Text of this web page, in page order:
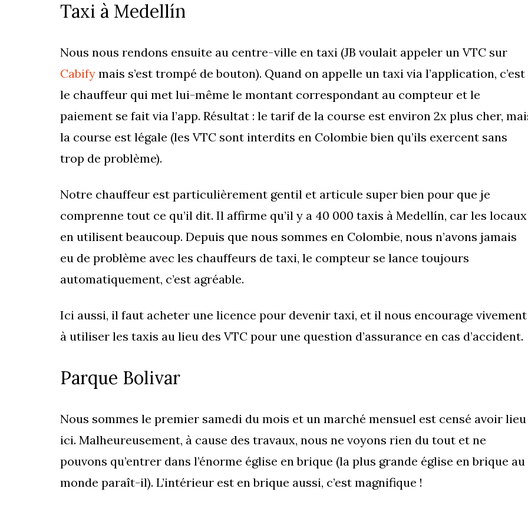
Taxi à Medellín
Nous nous rendons ensuite au centre-ville en taxi (JB voulait appeler un VTC sur
Cabify mais s’est trompé de bouton). Quand on appelle un taxi via l’application, c’est
le chauffeur qui met lui-même le montant correspondant au compteur et le
paiement se fait via l’app. Résultat : le tarif de la course est environ 2x plus cher,
la course est légale (les VTC sont interdits en Colombie bien qu’ils exercent sans
trop de problème).
Notre chauffeur est particulièrement gentil et articule super bien pour que je
comprenne tout ce qu’il dit. Il affirme qu’il y a 40 000 taxis à Medellín, car les locaux
en utilisent beaucoup. Depuis que nous sommes en Colombie, nous n’avons jamais
eu de problème avec les chauffeurs de taxi, le compteur se lance toujours
automatiquement, c’est agréable.
Ici aussi, il faut acheter une licence pour devenir taxi, et il nous encourage vivement
à utiliser les taxis au lieu des VTC pour une question d’assurance en cas d’accident.
Parque Bolivar
Nous sommes le premier samedi du mois et un marché mensuel est censé avoir lieu
ici. Malheureusement, à cause des travaux, nous ne voyons rien du tout et ne
pouvons qu’entrer dans l’énorme église en brique (la plus grande église en brique au
monde paraît-il). L’intérieur est en brique aussi, c’est magnifique !